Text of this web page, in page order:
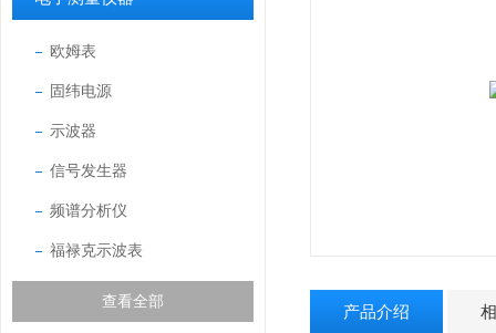
欧姆表
固纬电源
示波器
信号发生器
频谱分析仪
福禄克示波表
查看全部
产品介绍